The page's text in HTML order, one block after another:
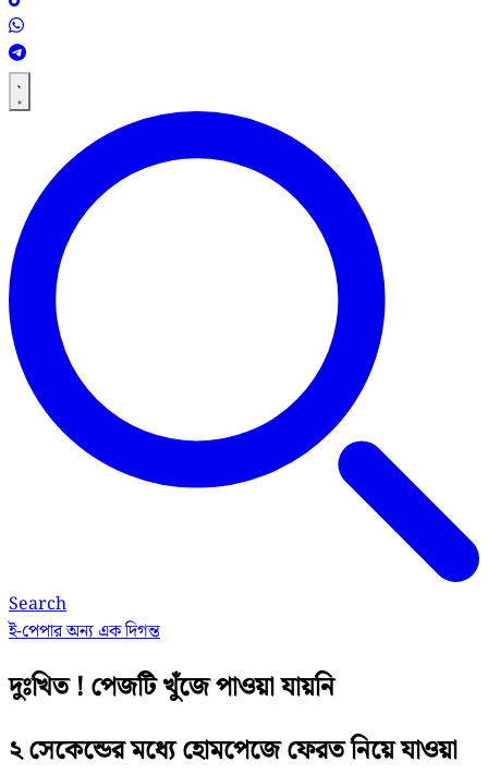
Search
ই-পেপারঅন্য এক দিগন্ত
দুঃখিত ! পেজটি খুঁজে পাওয়া যায়নি
২ সেকেন্ডের মধ্যে হোমপেজে ফেরত নিয়ে যাওয়া